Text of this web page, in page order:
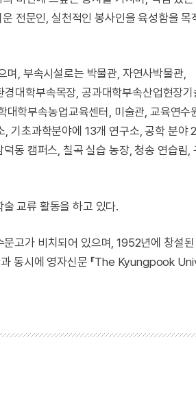
전문인, 실천적인 봉사인을 육성함을 목
며, 부속시설로는 박물관, 자연사박물관,
대학부속목장, 공과대학부속산업현장
대학부속농업교육센터, 미술관, 교육연수
기초과학분야에 13개 연구소, 공학 분야
동 캠퍼스, 칠곡 실습 농장, 청송 연습림,
교류 활동을 하고 있다.
문고가 비치되어 있으며, 1952년에 창설
과 동시에 영자신문 『The Kyungpook